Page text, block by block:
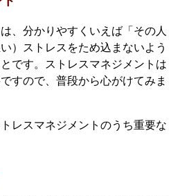
、分かりやすくいえば「その人
）ストレスをため込まないよう
です。ストレスマネジメントは
すので、普段から心がけてみま
レスマネジメントのうち重要な